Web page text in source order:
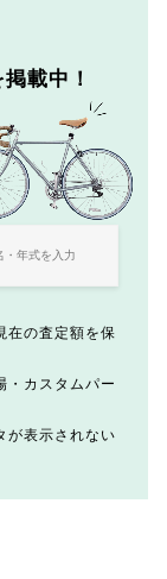
載中！
在の査定額を保
・カスタムパー
が表示されない